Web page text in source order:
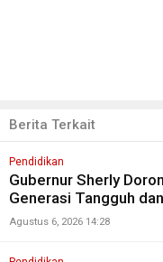
Berita Terkait
Pendidikan
Gubernur Sherly
Generasi Tangguh
Agustus 6, 2026 14:28